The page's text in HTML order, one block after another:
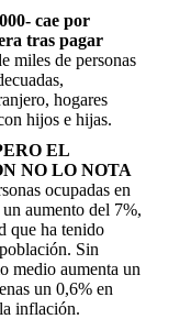
cae por
tras pagar
miles de personas
hogares
hijos e hijas.
EL
NO LO NOTA
ocupadas en
aumento del 7%,
que ha tenido
Sin
medio aumenta un
un 0,6% en
inflación.